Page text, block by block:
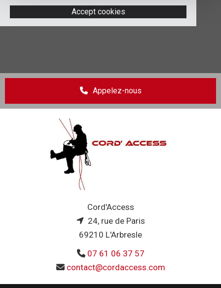
Accept cookies
Appelez-nous
Cord'Access
24, rue de Paris
69210 L'Arbresle
 07 61 06 37 57
 contact@cordaccess.com